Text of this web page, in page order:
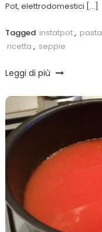
Pot, elettrodomestici […]
Tagged instatpot, pasta
ricetta , seppie
Leggi di più